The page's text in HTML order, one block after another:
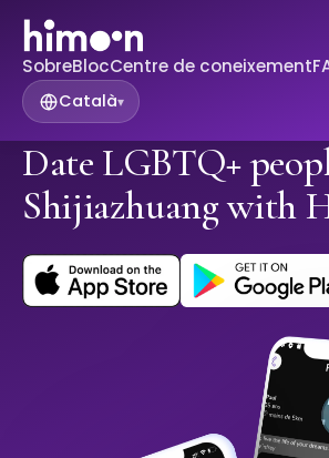
SobreBlocCentre de coneixement
Català▾
Date LGBTQ+
Shijiazhuang with